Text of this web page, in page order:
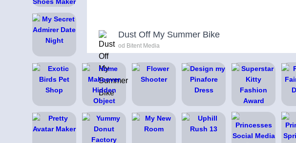
Dust Off My Summer Bike
od Bitent Media